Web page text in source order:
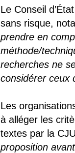
Le Conseil
sans risque,
prendre en
méthode/
recherches ne
considérer ceux
Les
à alléger les
textes par la
proposition